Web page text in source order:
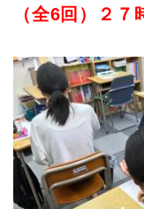
（全6回）２７